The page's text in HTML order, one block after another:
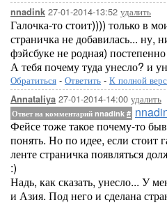
nnadink 27-01-2014-13:52 удалить
Галочка-то стоит)))) только в
страничка не добавилась... ну,
фэйсбуке не родная)
А тебя почему туда унесло? и
Обратиться - Ответить - К полной
Annataliya 27-01-2014-14:00 удалить
Ответ на комментарий nnadink #
Фейсе тоже такое почему-то
понять. Но по идее, если стоит
ленте страничка появляться
:)
Надь, как сказать, унесло... У
и Азия. Под него и сделана